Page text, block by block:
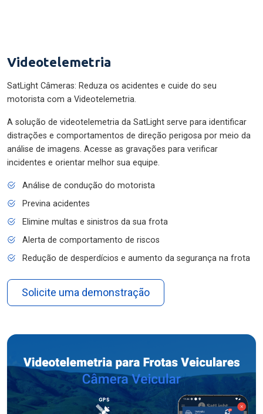
Videotelemetria
SatLight Câmeras: Reduza os acidentes e cuide do seu
motorista com a Videotelemetria.
A solução de videotelemetria da SatLight serve para identificar
distrações e comportamentos de direção perigosa por meio da
análise de imagens. Acesse as gravações para verificar
incidentes e orientar melhor sua equipe.
Análise de condução do motorista
Previna acidentes
Elimine multas e sinistros da sua frota
Alerta de comportamento de riscos
Redução de desperdícios e aumento da segurança na frota
Solicite uma demonstração